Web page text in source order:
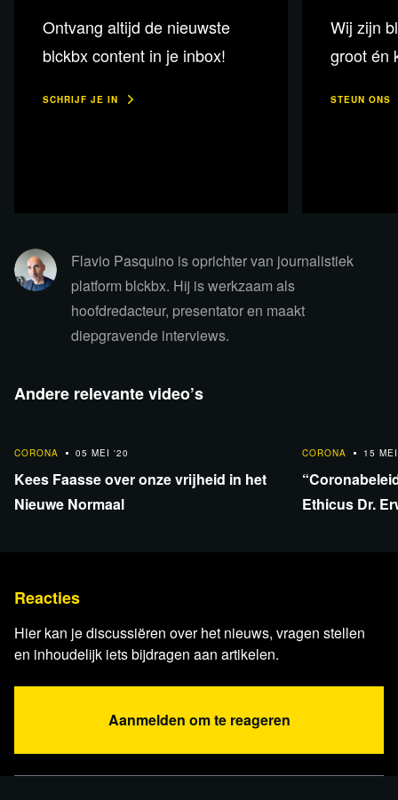
Ontvang altijd de nieuwste
blckbx content in je inbox!
SCHRIJF JE IN
Wij zijn
groot én
STEUN ONS
Flavio Pasquino is oprichter van journalistiek
platform blckbx. Hij is werkzaam als
hoofdredacteur, presentator en maakt
diepgravende interviews.
Andere relevante video’s
CORONA
05 MEI '20
Kees Faasse over onze vrijheid in het
Nieuwe Normaal
CORONA
15
Ethicus Dr.
Reacties
Hier kan je discussiëren over het nieuws, vragen stellen
en inhoudelijk iets bijdragen aan artikelen.
Aanmelden om te reageren